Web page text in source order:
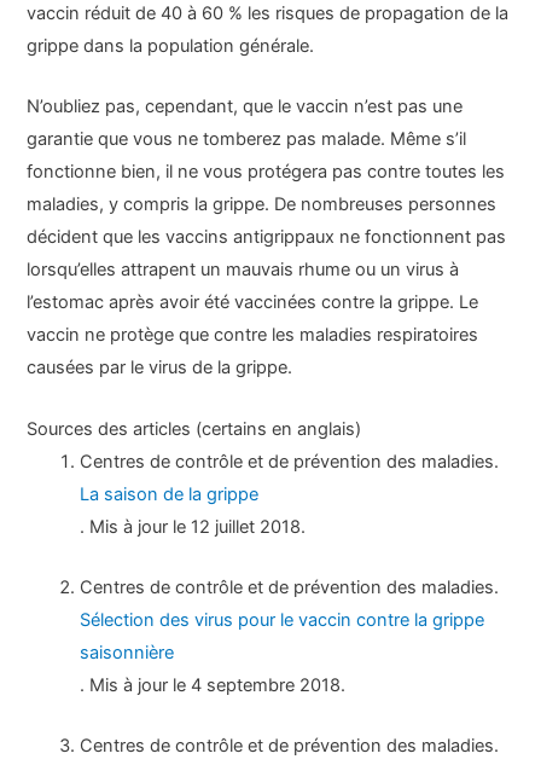
vaccin réduit de 40 à 60 % les risques de propagation de la
grippe dans la population générale.
N’oubliez pas, cependant, que le vaccin n’est pas une
garantie que vous ne tomberez pas malade. Même s’il
fonctionne bien, il ne vous protégera pas contre toutes les
maladies, y compris la grippe. De nombreuses personnes
décident que les vaccins antigrippaux ne fonctionnent pas
lorsqu’elles attrapent un mauvais rhume ou un virus à
l’estomac après avoir été vaccinées contre la grippe. Le
vaccin ne protège que contre les maladies respiratoires
causées par le virus de la grippe.
Sources des articles (certains en anglais)
Centres de contrôle et de prévention des maladies.
La saison de la grippe
. Mis à jour le 12 juillet 2018.
Centres de contrôle et de prévention des maladies.
Sélection des virus pour le vaccin contre la grippe
saisonnière
. Mis à jour le 4 septembre 2018.
Centres de contrôle et de prévention des maladies.